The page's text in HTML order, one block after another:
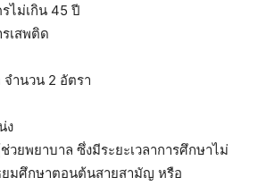
ไม่เกิน 45 ปี
เสพติด
ำนวน 2 อัตรา
ง
ยพยาบาล ซึ่งมีระยะเวลาการศึกษาไม่
ยมศึกษาตอนต้นสายสามัญ หรือ